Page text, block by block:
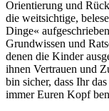
Orientie­rung und
die weitsich­tige,
Dinge«
Grundwissen und
denen die Kinder
ihnen Vertrauen und
bin sicher, dass Ihr
immer Euren Kopf